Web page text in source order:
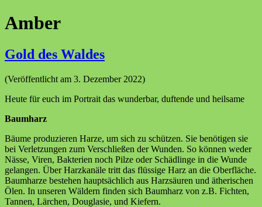
Amber
Gold des Waldes
(Veröffentlicht am 3. Dezember 2022)
Heute für euch im Portrait das wunderbar, duftende und heilsame
Baumharz
Bäume produzieren Harze, um sich zu schützen. Sie benötigen sie
bei Verletzungen zum Verschließen der Wunden. So können weder
Nässe, Viren, Bakterien noch Pilze oder Schädlinge in die Wunde
gelangen. Über Harzkanäle tritt das flüssige Harz an die Oberfläche.
Baumharze bestehen hauptsächlich aus Harzsäuren und ätherischen
Ölen. In unseren Wäldern finden sich Baumharz von z.B. Fichten,
Tannen, Lärchen, Douglasie, und Kiefern.